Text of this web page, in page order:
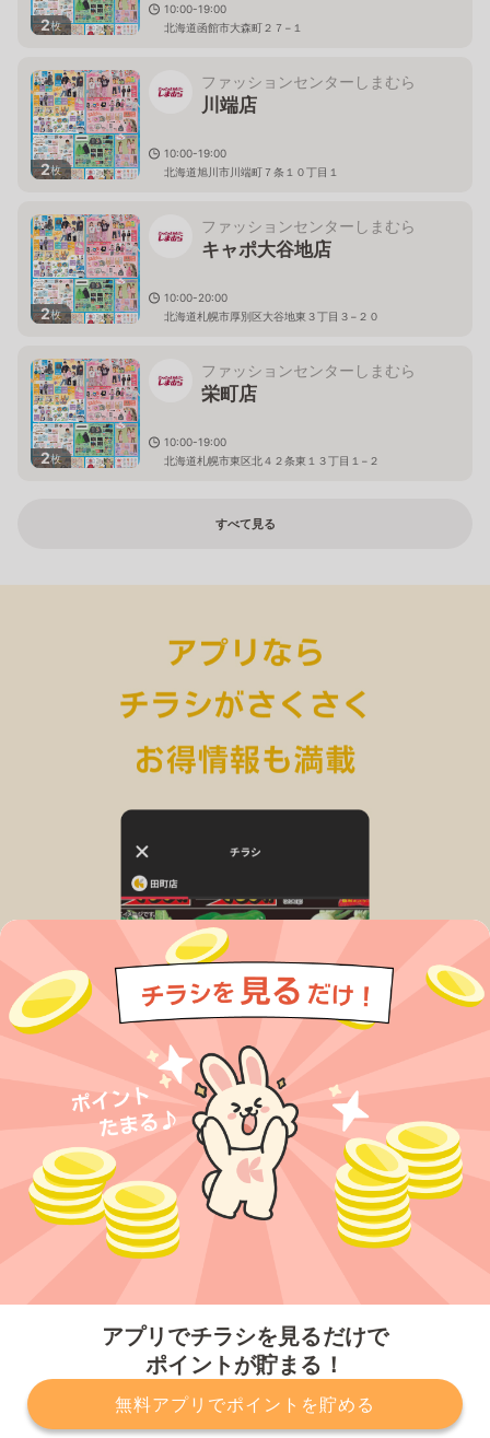
アプリでチラシを見るだけで
ポイントが貯まる！
無料アプリでポイントを貯める
2枚
10:00-19:00
北海道函館市大森町２７−１
2枚
ファッションセンターしまむら
川端店
10:00-19:00
北海道旭川市川端町７条１０丁目１
2枚
ファッションセンターしまむら
キャポ大谷地店
10:00-20:00
北海道札幌市厚別区大谷地東３丁目３−２０
2枚
ファッションセンターしまむら
栄町店
10:00-19:00
北海道札幌市東区北４２条東１３丁目１−２
すべて見る
プライバシーポリシー 利用規約 運営会社